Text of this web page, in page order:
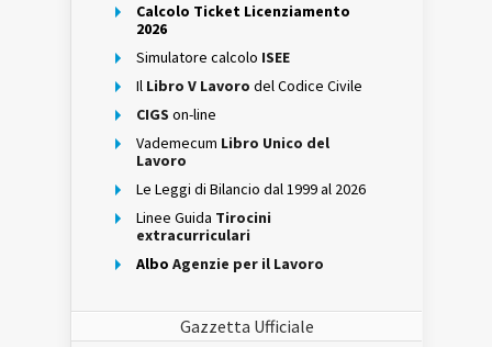
Calcolo Ticket Licenziamento
2026
Simulatore calcolo ISEE
Il Libro V Lavoro del Codice Civile
CIGS on-line
Vademecum Libro Unico del
Lavoro
Le Leggi di Bilancio dal 1999 al 2026
Linee Guida Tirocini
extracurriculari
Albo Agenzie per il Lavoro
Gazzetta Ufficiale